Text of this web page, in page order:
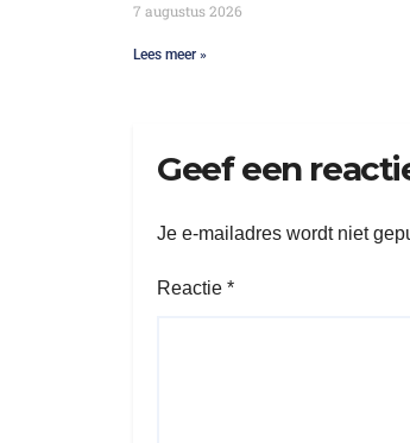
7 augustus 2026
Lees meer »
Geef een
Je e-mailadres wordt niet
Reactie *